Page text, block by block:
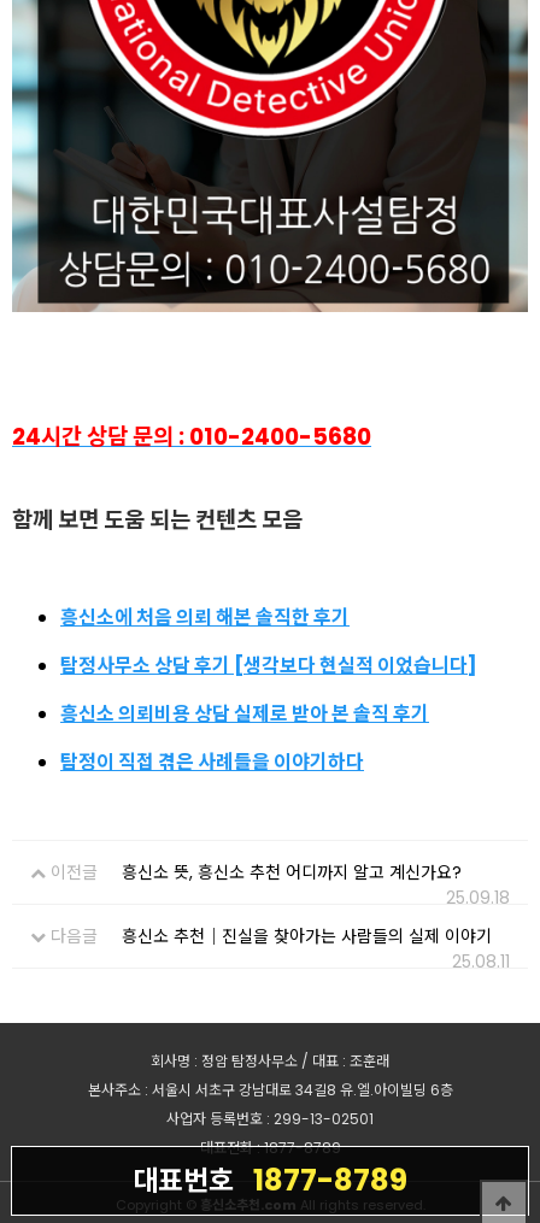
24시간 상담 문의 : 010-2400-5680
함께 보면 도움 되는 컨텐츠 모음
흥신소에 처음 의뢰 해본 솔직한 후기
탐정사무소 상담 후기 [생각보다 현실적 이었습니다]
흥신소 의뢰비용 상담 실제로 받아 본 솔직 후기
탐정이 직접 겪은 사례들을 이야기하다
이전글
흥신소 뜻, 흥신소 추천 어디까지 알고 계신가요?
25.09.18
다음글
흥신소 추천｜진실을 찾아가는 사람들의 실제 이야기
25.08.11
대표번호 1877-8789
회사명 : 정암 탐정사무소 / 대표 : 조훈래
본사주소 : 서울시 서초구 강남대로 34길8 유.엘.아이빌딩 6층
사업자 등록번호 : 299-13-02501
대표전화 : 1877-8789
Copyright © 흥신소추천.com All rights reserved.